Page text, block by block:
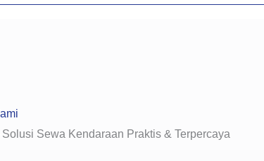
Sewa Kendaraan Praktis & Terpercaya